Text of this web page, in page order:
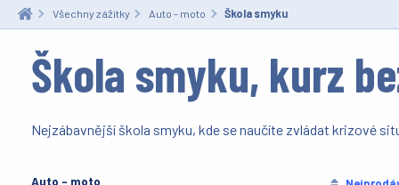
Všechny zážitky Auto - moto Aktuální:
Škola smyku
Škola smyku, kurz
Nejzábavnější škola smyku, kde se naučíte zvládat krizové
Auto - moto